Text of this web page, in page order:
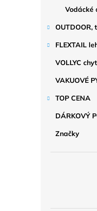
Vodácké
FLEXTAIL
VOLLYC
VAKUOVÉ
TOP CENA
DÁRKOVÝ
Značky